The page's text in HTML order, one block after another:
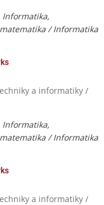
Informatika,
/ Informatika
a informatiky /
Informatika,
/ Informatika
a informatiky /